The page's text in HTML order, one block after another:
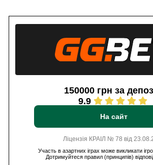
150000 грн за
9.9
На сайт
Ліцензія КРАІЛ № 78 від
Участь в азартних іграх може викликати
Дотримуйтеся правил (принципів)